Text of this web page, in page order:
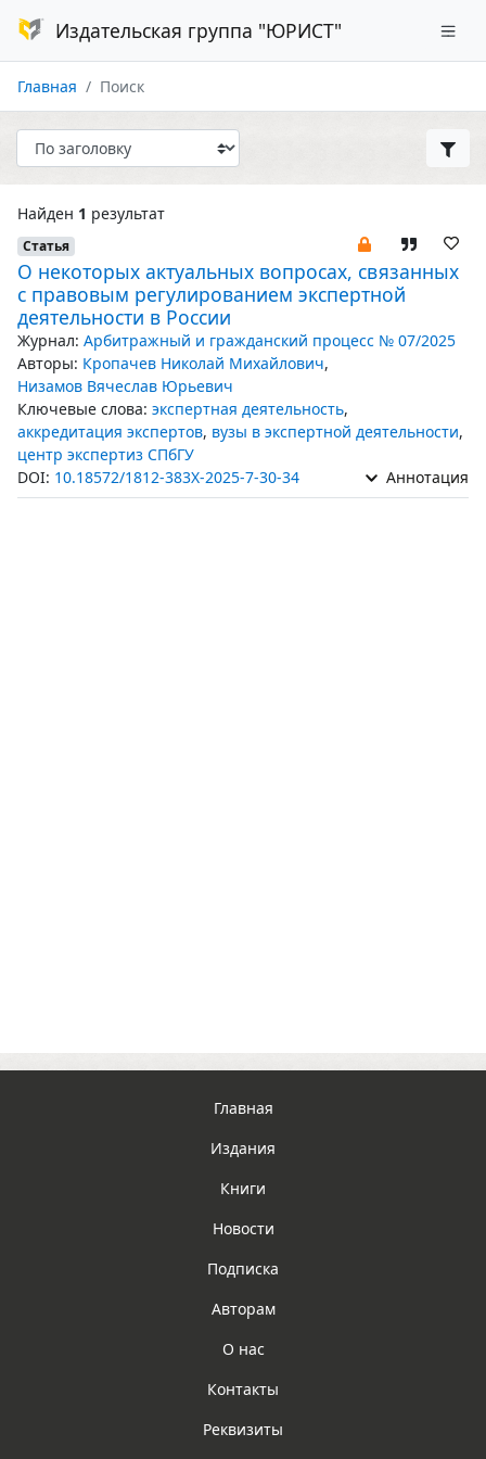
Издательская группа "ЮРИСТ"
Главная Поиск
Найден 1 результат
Статья
О некоторых актуальных вопросах, связанных
с правовым регулированием экспертной
деятельности в России
Журнал: Арбитражный и гражданский процесс № 07/2025
Авторы: Кропачев Николай Михайлович,
Низамов Вячеслав Юрьевич
Ключевые слова: экспертная деятельность,
аккредитация экспертов, вузы в экспертной деятельности,
центр экспертиз СПбГУ
DOI: 10.18572/1812-383X-2025-7-30-34 Аннотация
Главная
Издания
Книги
Новости
Подписка
Авторам
О нас
Контакты
Реквизиты